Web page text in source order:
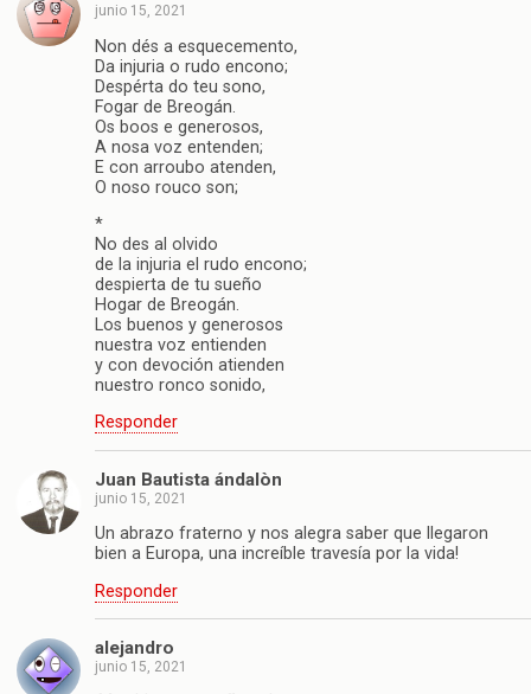
junio 15, 2021
Non dés a esquecemento,
Da injuria o rudo encono;
Despérta do teu sono,
Fogar de Breogán.
Os boos e generosos,
A nosa voz entenden;
E con arroubo atenden,
O noso rouco son;
*
No des al olvido
de la injuria el rudo encono;
despierta de tu sueño
Hogar de Breogán.
Los buenos y generosos
nuestra voz entienden
y con devoción atienden
nuestro ronco sonido,
Responder
Juan Bautista ándalòn
junio 15, 2021
Un abrazo fraterno y nos alegra saber que llegaron
bien a Europa, una increíble travesía por la vida!
Responder
alejandro
junio 15, 2021